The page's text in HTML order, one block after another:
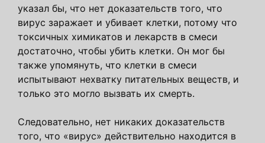
указал бы, что нет доказательств того, что
вирус заражает и убивает клетки, потому что
токсичных химикатов и лекарств в смеси
достаточно, чтобы убить клетки. Он мог бы
также упомянуть, что клетки в смеси
испытывают нехватку питательных веществ, и
только это могло вызвать их смерть.
Следовательно, нет никаких доказательств
того, что «вирус» действительно находится в